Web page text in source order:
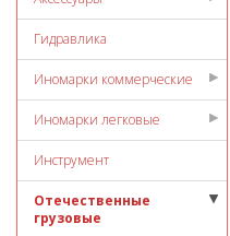
Гидравлика
Иномарки коммерческие
Иномарки легковые
Инструмент
Отечественные
грузовые